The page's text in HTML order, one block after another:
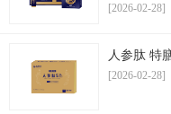
[2026-02-28]
人参肽 特
[2026-02-28]